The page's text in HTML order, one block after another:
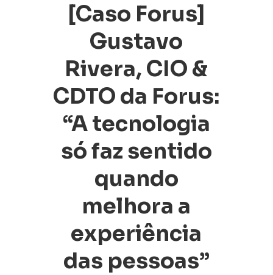
[Caso Forus]
Gustavo
Rivera, CIO &
CDTO da Forus:
“A tecnologia
só faz sentido
quando
melhora a
experiência
das pessoas”